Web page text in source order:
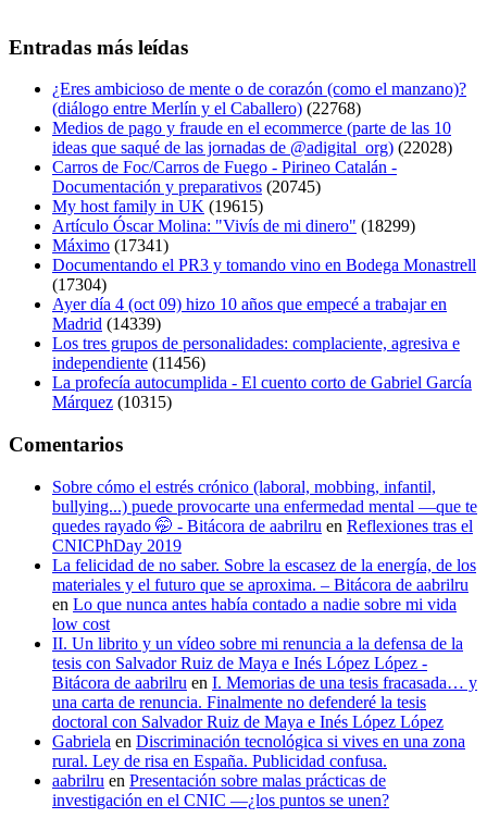
Entradas más leídas
¿Eres ambicioso de mente o de corazón (como el manzano)?
(diálogo entre Merlín y el Caballero) (22768)
Medios de pago y fraude en el ecommerce (parte de las 10
ideas que saqué de las jornadas de @adigital_org) (22028)
Carros de Foc/Carros de Fuego - Pirineo Catalán -
Documentación y preparativos (20745)
My host family in UK (19615)
Artículo Óscar Molina: "Vivís de mi dinero" (18299)
Máximo (17341)
Documentando el PR3 y tomando vino en Bodega Monastrell
(17304)
Ayer día 4 (oct 09) hizo 10 años que empecé a trabajar en
Madrid (14339)
Los tres grupos de personalidades: complaciente, agresiva e
independiente (11456)
La profecía autocumplida - El cuento corto de Gabriel García
Márquez (10315)
Comentarios
Sobre cómo el estrés crónico (laboral, mobbing, infantil,
bullying...) puede provocarte una enfermedad mental —que te
quedes rayado 🤭 - Bitácora de aabrilru en Reflexiones tras el
CNICPhDay 2019
La felicidad de no saber. Sobre la escasez de la energía, de los
materiales y el futuro que se aproxima. – Bitácora de aabrilru
en Lo que nunca antes había contado a nadie sobre mi vida
low cost
II. Un librito y un vídeo sobre mi renuncia a la defensa de la
tesis con Salvador Ruiz de Maya e Inés López López -
Bitácora de aabrilru en I. Memorias de una tesis fracasada… y
una carta de renuncia. Finalmente no defenderé la tesis
doctoral con Salvador Ruiz de Maya e Inés López López
Gabriela en Discriminación tecnológica si vives en una zona
rural. Ley de risa en España. Publicidad confusa.
aabrilru en Presentación sobre malas prácticas de
investigación en el CNIC —¿los puntos se unen?